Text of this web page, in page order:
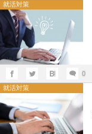
就活対策
0
就活対策